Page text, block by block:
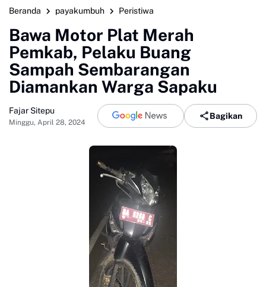
Beranda payakumbuh Peristiwa
Bawa Motor Plat Merah
Pemkab, Pelaku Buang
Sampah Sembarangan
Diamankan Warga Sapaku
Fajar Sitepu
Minggu, April 28, 2024
Bagikan